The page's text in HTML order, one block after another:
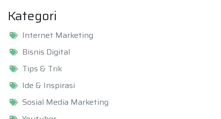
Kategori
Internet Marketing
Bisnis Digital
Tips & Trik
Ide & Inspirasi
Sosial Media Marketing